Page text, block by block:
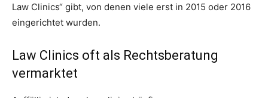
Law Clinics“ gibt, von denen viele erst in 2015 oder 2016
eingerichtet wurden.
Law Clinics oft als Rechtsberatung
vermarktet